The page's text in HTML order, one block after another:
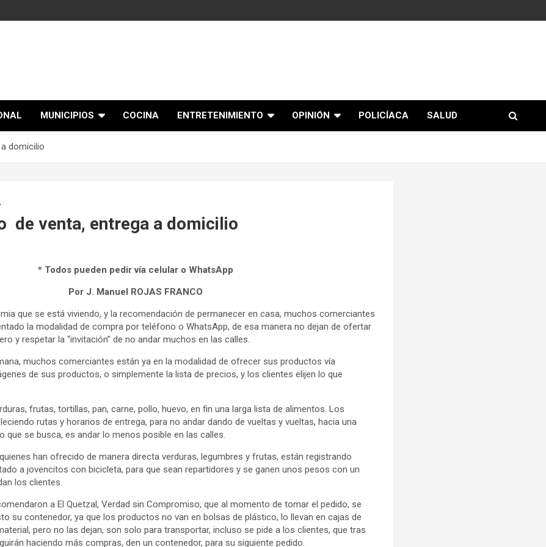
MUNICIPIOS COCINA ENTRETENIMIENTO OPINIÓN POLICÍACA SALUD
domicilio
de venta, entrega a domicilio
* Todos pueden pedir vía celular o WhatsApp
Por J. Manuel ROJAS FRANCO
que se está viviendo, y la recomendación de permanecer en casa, muchos comerciantes
la modalidad de compra por teléfono o WhatsApp, de esa manera no dejan de ofertar
y respetar la “invitación” de no andar muchos en las calles.
muchos comerciantes están ya en la modalidad de ofrecer sus productos vía
de sus productos, o simplemente la lista de precios, y los clientes elijen lo que
frutas, tortillas, pan, carne, pollo, huevo, en fin una larga lista de alimentos. Los
rutas y horarios de entrega, para no andar dando de vueltas y vueltas, hacia una
que se busca, es andar lo menos posible en las calles.
han ofrecido de manera directa verduras, legumbres y frutas, están registrando
a jovencitos con bicicleta, para que sean repartidores y se ganen unos pesos con un
los clientes.
a El Quetzal, Verdad sin Compromiso, que al momento de tomar el pedido, se
su contenedor, ya que los productos no van en bolsas de plástico, lo llevan en cajas de
pero no las dejan, son solo para transportar, incluso se pide a los clientes, que tras
haciendo más compras, den un contenedor, para su siguiente pedido.